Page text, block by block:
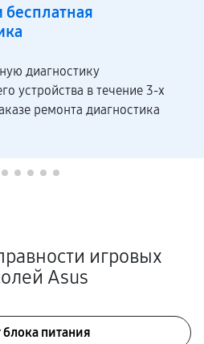
бесплатная
диагностику
устройства в течение 3-х
ремонта диагностика
игровых
Asus
блока питания